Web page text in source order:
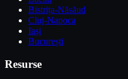
Bistrița-Năsăud
Cluj-Napoca
Iași
București
Resurse